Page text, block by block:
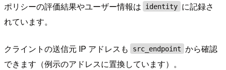
ポリシーの評価結果やユーザー情報は identity に記録さ
れています。
クライントの送信元 IP アドレスも src_endpoint から確認
できます（例示のアドレスに置換しています）。